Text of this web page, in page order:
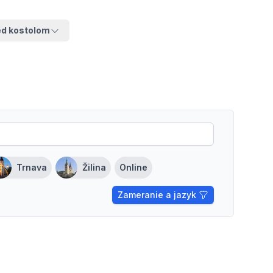
kostolom
Trnava Žilina Online
Zameranie a jazyk